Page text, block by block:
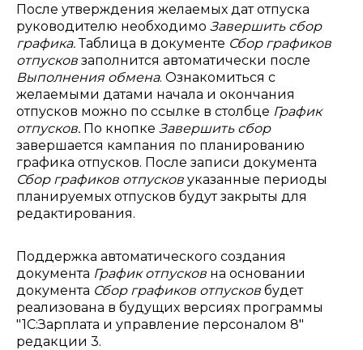
После утверждения желаемых дат отпуска
руководителю необходимо Завершить сбор
графика.Таблица в документе Сбор графиков
отпусков заполнится автоматически после
Выполнения обмена. Ознакомиться с
желаемыми датами начала и окончания
отпусков можно по ссылке в столбце График
отпусков. По кнопке Завершить сбор
завершается кампания по планированию
графика отпусков. После записи документа
Сбор графиков отпусков указанные периоды
планируемых отпусков будут закрыты для
редактирования.
Поддержка автоматического создания
документа График отпусков на основании
документа Сбор графиков отпусков будет
реализована в будущих версиях программы
"1С:Зарплата и управление персоналом 8"
редакции 3.